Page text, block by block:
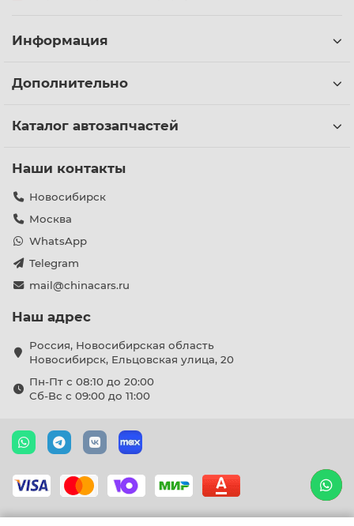
Информация
Дополнительно
Каталог автозапчастей
Наши контакты
Новосибирск
Москва
WhatsApp
Telegram
mail@chinacars.ru
Наш адрес
Россия, Новосибирская область
Новосибирск, Ельцовская улица, 20
Пн-Пт с 08:10 до 20:00
Сб-Вс с 09:00 до 11:00